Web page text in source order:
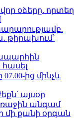
օձերը. որտեղ
թիրախում՝
հասել
07.00-ից մինչև
այսօր
անգամ
մի քանի օրգան